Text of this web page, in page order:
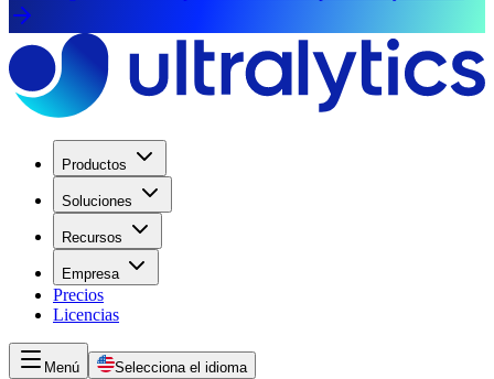
Productos
Soluciones
Recursos
Empresa
Precios
Licencias
Menú Selecciona el idioma